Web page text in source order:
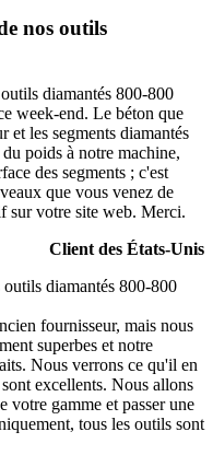
nos outils
week-end. Le béton que
et les segments diamantés
poids à notre machine,
des segments ; c'est
que vous venez de
sur votre site web. Merci.
Client des États-Unis
fournisseur, mais nous
superbes et notre
Nous verrons ce qu'il en
excellents. Nous allons
votre gamme et passer une
tous les outils sont